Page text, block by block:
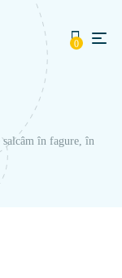
0
salcâm în fagure, în